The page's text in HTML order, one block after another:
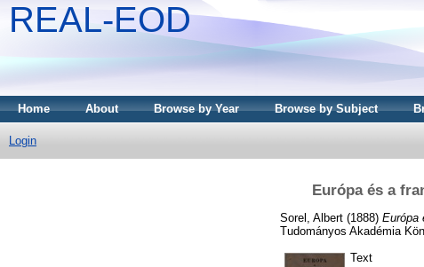
REAL-EOD
Home About Browse by Year Browse by Subject
Login
Európa és a
Sorel, Albert (1888) Európa
Tudományos Akadémia
Text